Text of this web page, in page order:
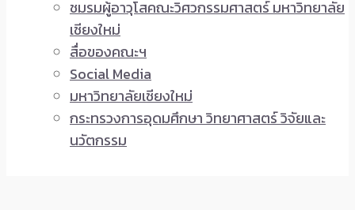
ชมรมผู้อาวุโสคณะวิศวกรรมศาสตร์ มหาวิทยาลัย
เชียงใหม่
สื่อของคณะฯ
Social Media
มหาวิทยาลัยเชียงใหม่
กระทรวงการอุดมศึกษา วิทยาศาสตร์ วิจัยและ
นวัตกรรม